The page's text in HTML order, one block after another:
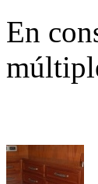
En